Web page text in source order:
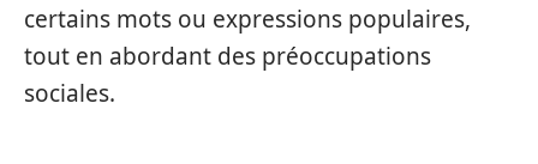
certains mots ou expressions populaires,
tout en abordant des préoccupations
sociales.